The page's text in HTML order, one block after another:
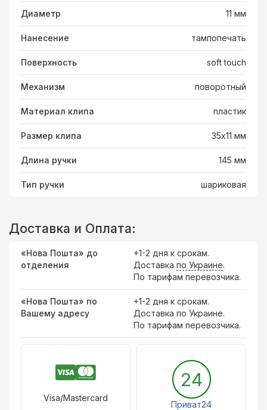
Диаметр 11 мм
Нанесение тампопечать
Поверхность soft touch
Механизм поворотный
Материал клипа пластик
Размер клипа 35х11 мм
Длина ручки 145 мм
Тип ручки шариковая
Доставка и Оплата:
«Нова Пошта» до
отделения
+1-2 дня к срокам.
Доставка по Украине.
По тарифам перевозчика.
«Нова Пошта» по
Вашему адресу
+1-2 дня к срокам.
Доставка по Украине.
По тарифам перевозчика.
Visa/Mastercard
24
Приват24